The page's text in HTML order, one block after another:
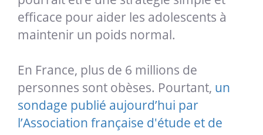
efficace pour aider les adolescents à
maintenir un poids normal.
En France, plus de 6 millions de
personnes sont obèses. Pourtant, un
sondage publié aujourd’hui par
l’Association française d'étude et de